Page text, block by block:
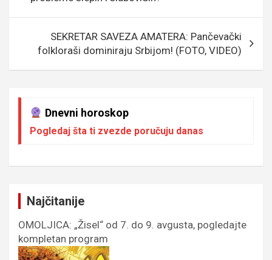
k
p
SEKRETAR SAVEZA AMATERA: Pančevački
folkloraši dominiraju Srbijom! (FOTO, VIDEO)
Dnevni horoskop
Pogledaj šta ti zvezde poručuju danas
Najčitanije
OMOLJICA: „Žisel“ od 7. do 9. avgusta, pogledajte
kompletan program